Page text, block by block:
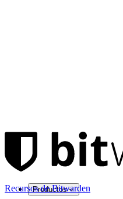
Productos
Recursos de Bitwarden